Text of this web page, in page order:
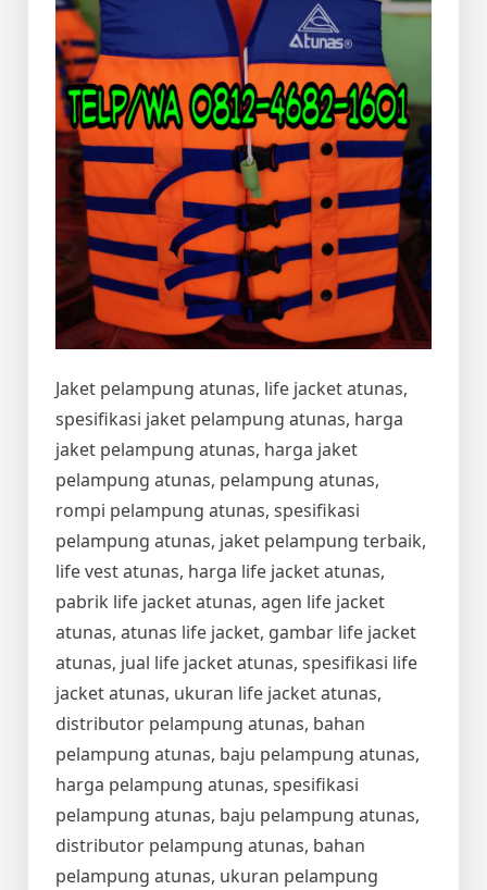
Jaket pelampung atunas, life jacket atunas,
spesifikasi jaket pelampung atunas, harga
jaket pelampung atunas, harga jaket
pelampung atunas, pelampung atunas,
rompi pelampung atunas, spesifikasi
pelampung atunas, jaket pelampung terbaik,
life vest atunas, harga life jacket atunas,
pabrik life jacket atunas, agen life jacket
atunas, atunas life jacket, gambar life jacket
atunas, jual life jacket atunas, spesifikasi life
jacket atunas, ukuran life jacket atunas,
distributor pelampung atunas, bahan
pelampung atunas, baju pelampung atunas,
harga pelampung atunas, spesifikasi
pelampung atunas, baju pelampung atunas,
distributor pelampung atunas, bahan
pelampung atunas, ukuran pelampung